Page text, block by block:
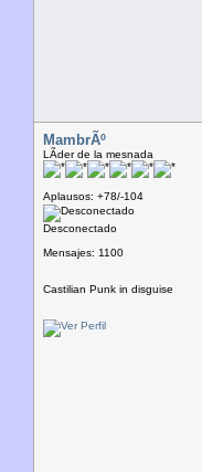
MambrÃº
LÃ­der de la mesnada
Aplausos: +78/-104
Desconectado
Mensajes: 1100
Castilian Punk in disguise